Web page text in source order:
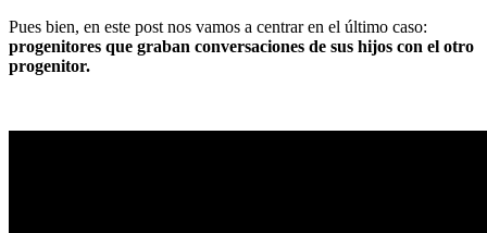
Pues bien, en este post nos vamos a centrar en el último caso:
progenitores que graban conversaciones de sus hijos con el otro
progenitor.